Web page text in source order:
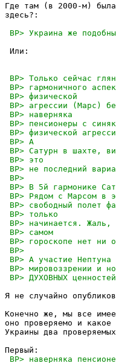
Где там (в 2000-м)
здесь?:
Или:
Я не случайно
Конечно же, мы все
оно проверяемо и
Украины два